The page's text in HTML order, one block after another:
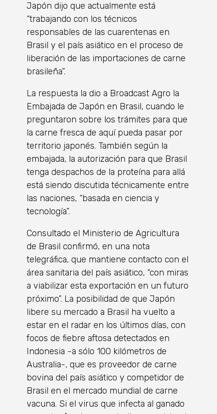
Japón dijo que actualmente está
“trabajando con los técnicos
responsables de las cuarentenas en
Brasil y el país asiático en el proceso de
liberación de las importaciones de carne
brasileña”.
La respuesta la dio a Broadcast Agro la
Embajada de Japón en Brasil, cuando le
preguntaron sobre los trámites para que
la carne fresca de aquí pueda pasar por
territorio japonés. También según la
embajada, la autorización para que Brasil
tenga despachos de la proteína para allá
está siendo discutida técnicamente entre
las naciones, “basada en ciencia y
tecnología”.
Consultado el Ministerio de Agricultura
de Brasil confirmó, en una nota
telegráfica, que mantiene contacto con el
área sanitaria del país asiático, “con miras
a viabilizar esta exportación en un futuro
próximo”. La posibilidad de que Japón
libere su mercado a Brasil ha vuelto a
estar en el radar en los últimos días, con
focos de fiebre aftosa detectados en
Indonesia -a sólo 100 kilómetros de
Australia-, que es proveedor de carne
bovina del país asiático y competidor de
Brasil en el mercado mundial de carne
vacuna. Si el virus que infecta al ganado